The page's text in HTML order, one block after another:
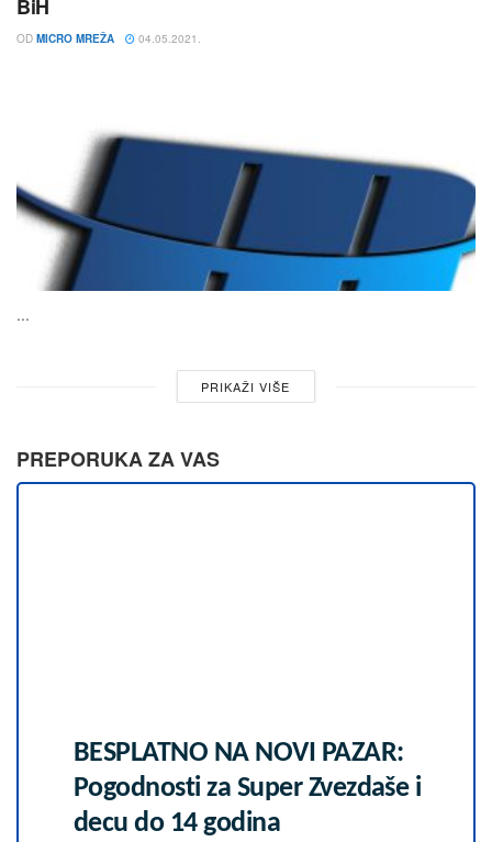
BiH
OD MICRO MREŽA 04.05.2021.
...
PRIKAŽI VIŠE
PREPORUKA ZA VAS
BESPLATNO NA NOVI PAZAR:
Pogodnosti za Super Zvezdaše i
decu do 14 godina